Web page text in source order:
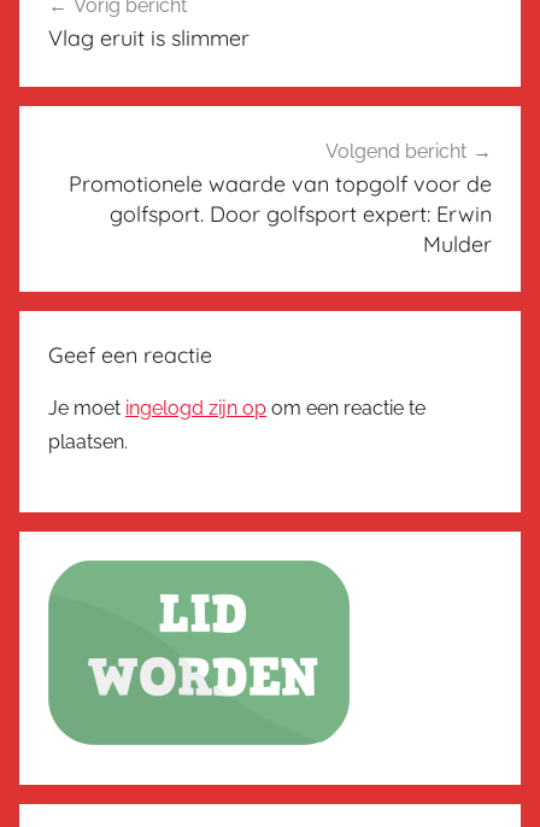
navigatie
Vorig bericht
Vlag eruit is slimmer
Volgend bericht
Promotionele waarde van topgolf voor de
golfsport. Door golfsport expert: Erwin
Mulder
Geef een reactie
Je moet ingelogd zijn op om een reactie te
plaatsen.